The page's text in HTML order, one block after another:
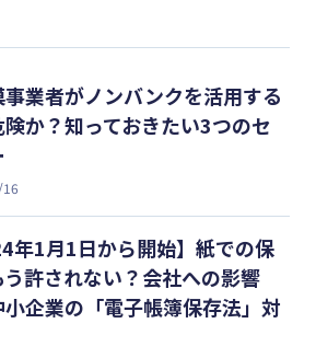
業者がノンバンクを活用する
か？知っておきたい3つのセ
年1月1日から開始】紙での保
許されない？会社への影響
小企業の「電子帳簿保存法」対